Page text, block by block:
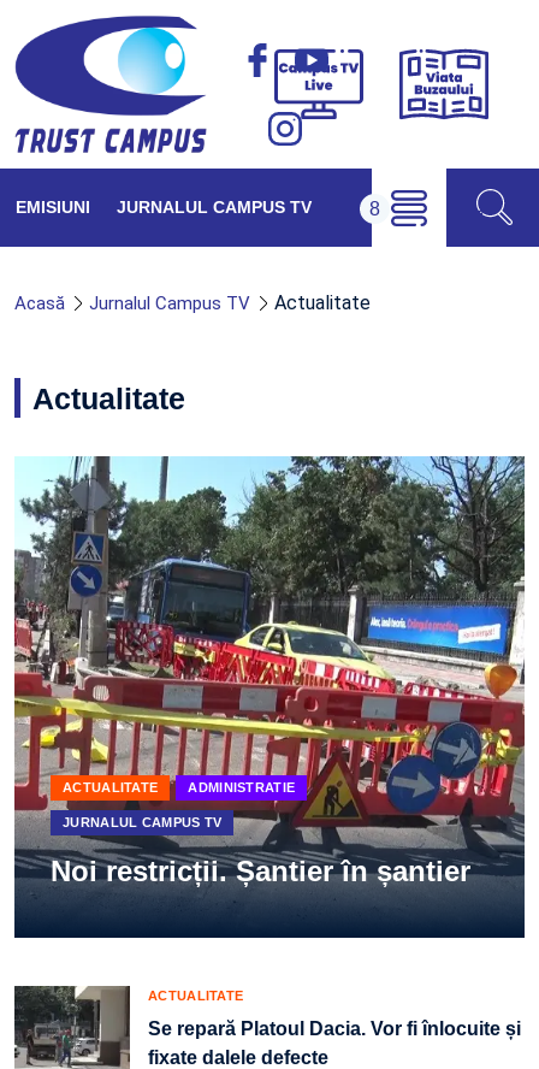
Campus
Viața
EMISIUNI JURNALUL CAMPUS TV
Acasă Jurnalul Campus TV Actualitate
Actualitate
ACTUALITATE ADMINISTRATIE
JURNALUL CAMPUS TV
Noi restricții. Șantier în șantier
ACTUALITATE
Se repară Platoul Dacia. Vor fi înlocuite și
fixate dalele defecte